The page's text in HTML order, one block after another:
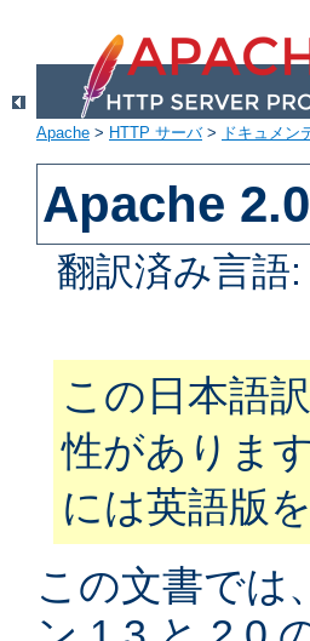
Apache > HTTP サーバ> ドキュメン
Apache
翻訳済み言語:
この日本語
性がありま
には英語版
この文書では